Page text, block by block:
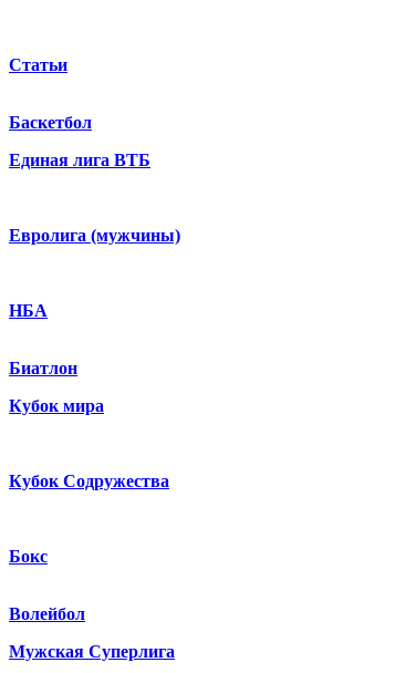
Статьи
Баскетбол
Единая лига ВТБ
Евролига (мужчины)
НБА
Биатлон
Кубок мира
Кубок Содружества
Бокс
Волейбол
Мужская Суперлига